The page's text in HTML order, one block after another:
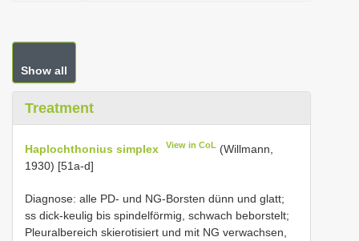
Show all
Treatment
Haplochthonius simplex View in CoL (Willmann,
1930) [51a-d]
Diagnose: alle PD- und NG-Borsten dünn und glatt;
ss dick-keulig bis spindelförmig, schwach beborstelt;
Pleuralbereich skierotisiert und mit NG verwachsen,